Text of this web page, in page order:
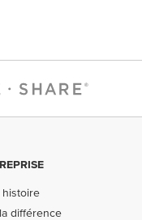
histoire
différence